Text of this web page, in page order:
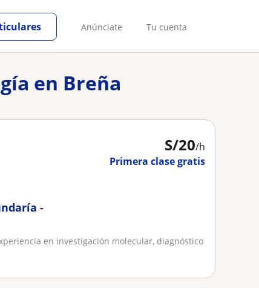
Anúnciate Tu cuenta
en Breña
S/20/h
Primera clase gratis
-
en investigación molecular, diagnóstico